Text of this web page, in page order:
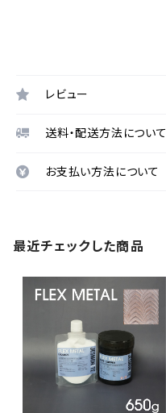
レビュー
送料・配送方法について
お支払い方法について
最近チェックした商品